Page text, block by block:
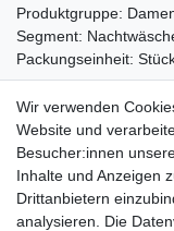
Produktgruppe:
Segment:
Packungseinheit:
Material:
50% Baumwolle
50% Modal
Wir verwenden
Website und
Besucher:innen
Inhalte und Anzeigen
Drittanbietern
analysieren. Die